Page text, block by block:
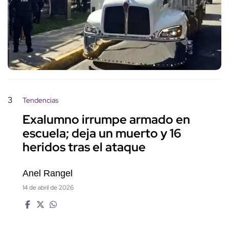
3 Tendencias
Exalumno irrumpe armado en
escuela; deja un muerto y 16
heridos tras el ataque
Anel Rangel
14 de abril de 2026